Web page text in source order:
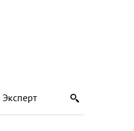
Эксперт